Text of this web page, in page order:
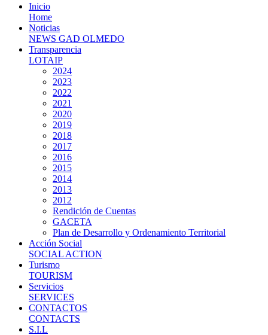
Inicio
Home
Noticias
NEWS GAD OLMEDO
Transparencia
LOTAIP
2024
2023
2022
2021
2020
2019
2018
2017
2016
2015
2014
2013
2012
Rendición de Cuentas
GACETA
Plan de Desarrollo y Ordenamiento Territorial
Acción Social
SOCIAL ACTION
Turismo
TOURISM
Servicios
SERVICES
CONTACTOS
CONTACTS
S.I.L